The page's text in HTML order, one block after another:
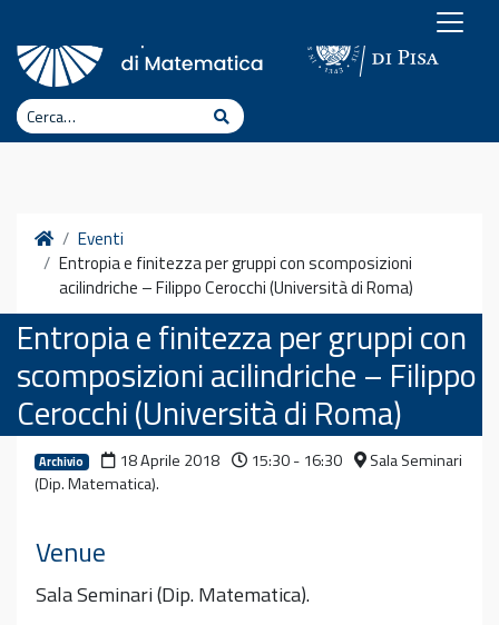
Cerca Cerca
HomeEventi
Entropia e finitezza per gruppi con scomposizioni
acilindriche – Filippo Cerocchi (Università di Roma)
Entropia e finitezza per gruppi con
scomposizioni acilindriche – Filippo
Cerocchi (Università di Roma)
Archivio 18 Aprile 2018 15:30 - 16:30
Sala Seminari
(Dip. Matematica).
Venue
Sala Seminari (Dip. Matematica).